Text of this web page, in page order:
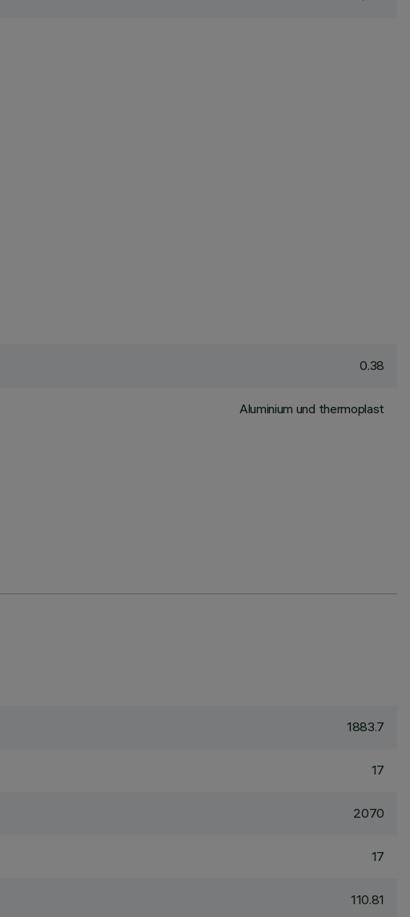
0.38
Aluminium und thermoplast
1883.7
17
2070
17
110.81